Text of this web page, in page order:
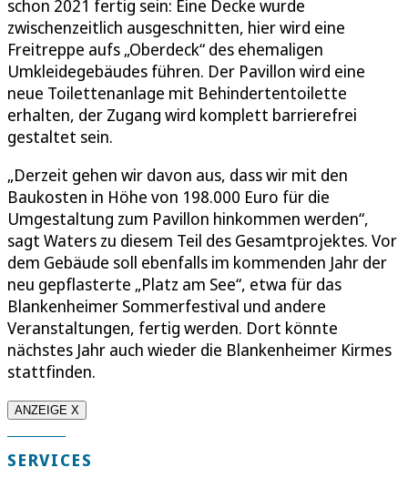
schon 2021 fertig sein: Eine Decke wurde
zwischenzeitlich ausgeschnitten, hier wird eine
Freitreppe aufs „Oberdeck“ des ehemaligen
Umkleidegebäudes führen. Der Pavillon wird eine
neue Toilettenanlage mit Behindertentoilette
erhalten, der Zugang wird komplett barrierefrei
gestaltet sein.
„Derzeit gehen wir davon aus, dass wir mit den
Baukosten in Höhe von 198.000 Euro für die
Umgestaltung zum Pavillon hinkommen werden“,
sagt Waters zu diesem Teil des Gesamtprojektes. Vor
dem Gebäude soll ebenfalls im kommenden Jahr der
neu gepflasterte „Platz am See“, etwa für das
Blankenheimer Sommerfestival und andere
Veranstaltungen, fertig werden. Dort könnte
nächstes Jahr auch wieder die Blankenheimer Kirmes
stattfinden.
ANZEIGE X
SERVICES